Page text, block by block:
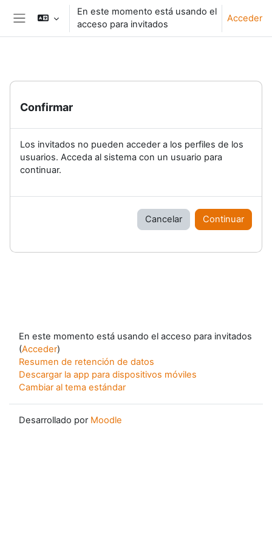
Salta al contenido principal
Panel lateral
En este momento está usando el
acceso para invitados
Acceder
Confirmar
Los invitados no pueden acceder a los perfiles de los
usuarios. Acceda al sistema con un usuario para
continuar.
Cancelar Continuar
En este momento está usando el acceso para invitados
(Acceder)
Resumen de retención de datos
Descargar la app para dispositivos móviles
Cambiar al tema estándar
Desarrollado por Moodle